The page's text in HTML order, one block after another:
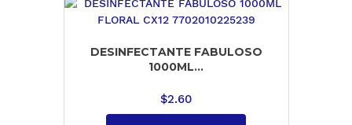
DESINFECTANTE FABULOSO
1000ML...
$2.60